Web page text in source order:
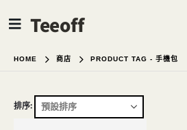
Teeoff
HOME 商店 PRODUCT TAG - 手機包
排序: